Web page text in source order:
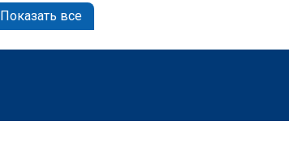
Показать все